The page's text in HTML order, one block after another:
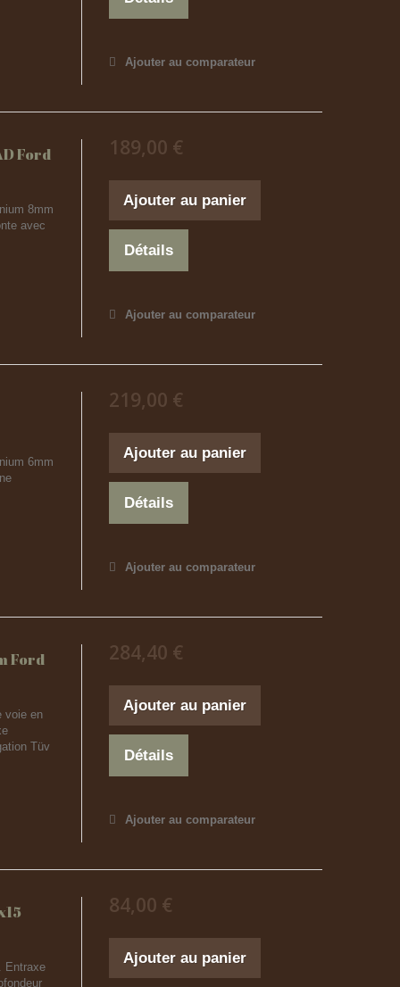
Ajouter au comparateur
Ford
8mm
avec
189,00 €
Ajouter au panier
Détails
Ajouter au comparateur
6mm
219,00 €
Ajouter au panier
Détails
Ajouter au comparateur
Ford
voie en
Tüv
284,40 €
Ajouter au panier
Détails
Ajouter au comparateur
Entraxe
84,00 €
Ajouter au panier